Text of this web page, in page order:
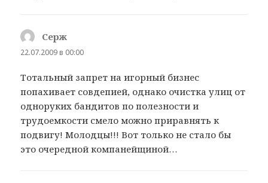
Серж
22.07.2009 в 00:00
Тотальный запрет на игорный бизнес
попахивает совдепией, однако очистка улиц от
одноруких бандитов по полезности и
трудоемкости смело можно приравнять к
подвигу! Молодцы!!! Вот только не стало бы
это очередной компанейщиной…